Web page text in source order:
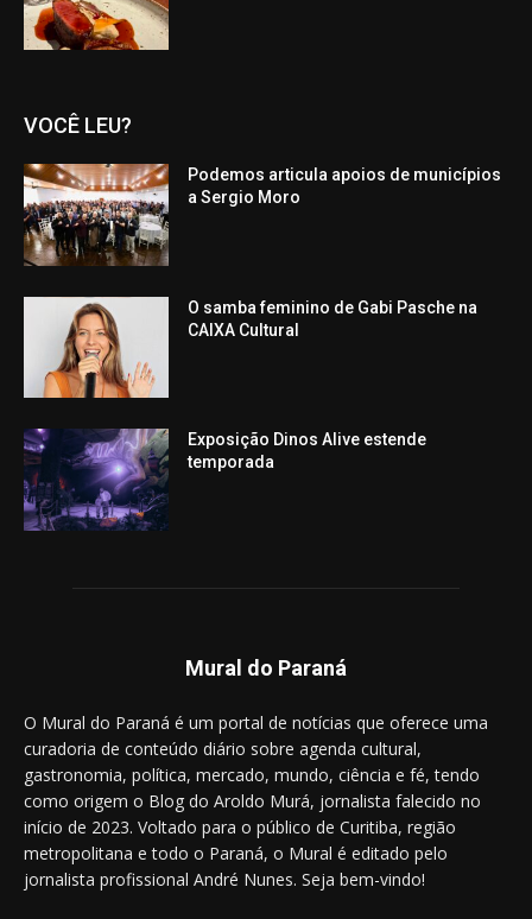
VOCÊ LEU?
Podemos articula apoios de municípios
a Sergio Moro
O samba feminino de Gabi Pasche na
CAIXA Cultural
Exposição Dinos Alive estende
temporada
Mural do Paraná
O Mural do Paraná é um portal de notícias que oferece uma
curadoria de conteúdo diário sobre agenda cultural,
gastronomia, política, mercado, mundo, ciência e fé, tendo
como origem o Blog do Aroldo Murá, jornalista falecido no
início de 2023. Voltado para o público de Curitiba, região
metropolitana e todo o Paraná, o Mural é editado pelo
jornalista profissional André Nunes. Seja bem-vindo!